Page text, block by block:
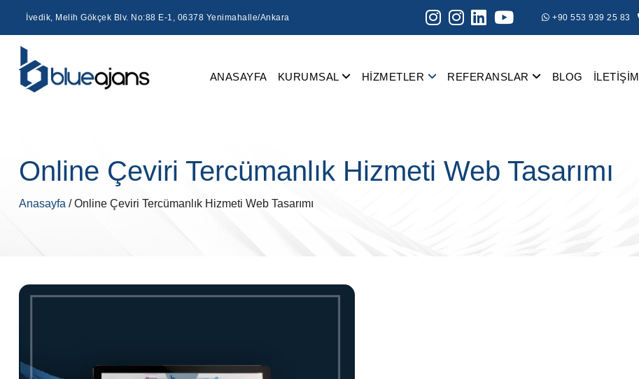
İvedik, Melih Gökçek Blv. No:88 E-1, 06378 Yenimahalle/Ankara +90 553 939 25 83
ANASAYFA KURUMSAL HİZMETLER REFERANSLAR BLOG İLETİŞİM
Online Çeviri Tercümanlık Hizmeti Web Tasarımı
Anasayfa / Online Çeviri Tercümanlık Hizmeti Web Tasarımı